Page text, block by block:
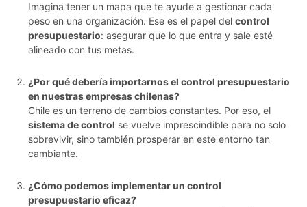
Imagina tener un mapa que te ayude a gestionar cada
peso en una organización. Ese es el papel del control
presupuestario: asegurar que lo que entra y sale esté
alineado con tus metas.
¿Por qué debería importarnos el control presupuestario
en nuestras empresas chilenas?
Chile es un terreno de cambios constantes. Por eso, el
sistema de control se vuelve imprescindible para no solo
sobrevivir, sino también prosperar en este entorno tan
cambiante.
¿Cómo podemos implementar un control
presupuestario eficaz?